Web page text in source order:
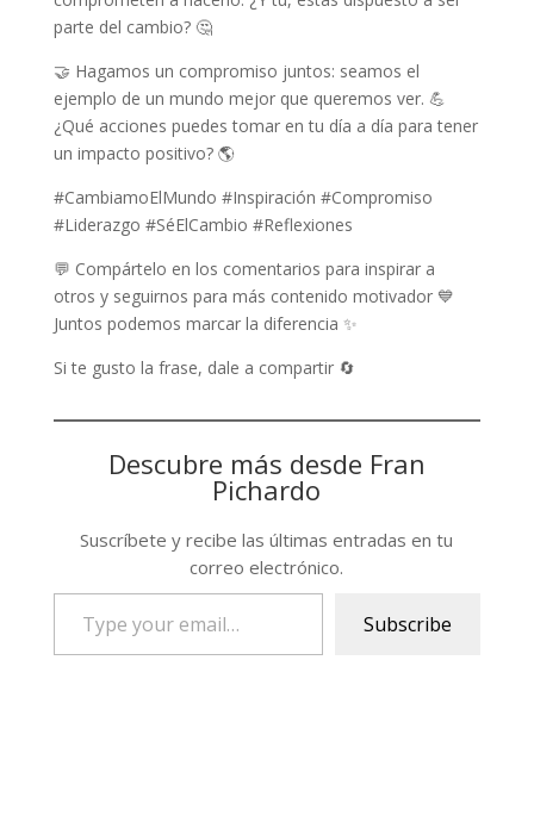
parte del cambio? 🤔
🤝 Hagamos un compromiso juntos: seamos el
ejemplo de un mundo mejor que queremos ver. 💪
¿Qué acciones puedes tomar en tu día a día para tener
un impacto positivo? 🌎
#CambiamoElMundo #Inspiración #Compromiso
#Liderazgo #SéElCambio #Reflexiones
💬 Compártelo en los comentarios para inspirar a
otros y seguirnos para más contenido motivador 💙
Juntos podemos marcar la diferencia ✨
Si te gusto la frase, dale a compartir 🔄
Descubre más desde Fran
Pichardo
Suscríbete y recibe las últimas entradas en tu
correo electrónico.
email…
Subscribe